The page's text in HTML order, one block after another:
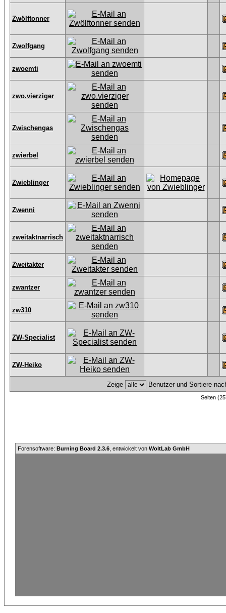
Zwölftonner
Zwolfgang
zwoemti
zwo.vierziger
Zwischengas
zwierbel
Zwieblinger
Zwenni
zweitaktnarrisch
Zweitakter
zwantzer
zw310
ZW-Specialist
ZW-Heiko
Zeige Benutzer und Sortiere
Seiten
Forensoftware: Burning Board 2.3.6 , entwickelt von WoltLab GmbH